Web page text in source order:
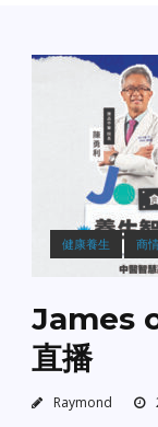
健康養生 商
James
直播
Raymond